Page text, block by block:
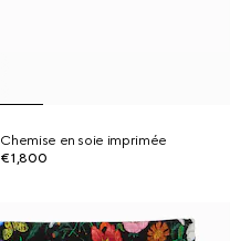
Chemise en soie imprimée
€1,800